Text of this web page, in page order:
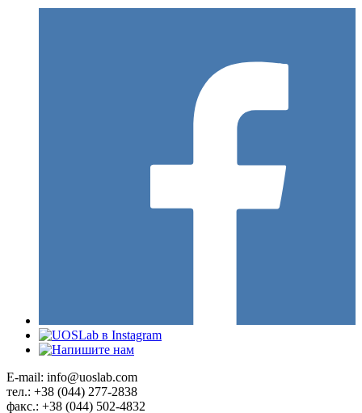
E-mail: info@uoslab.com
тел.: +38 (044) 277-2838
факс.: +38 (044) 502-4832